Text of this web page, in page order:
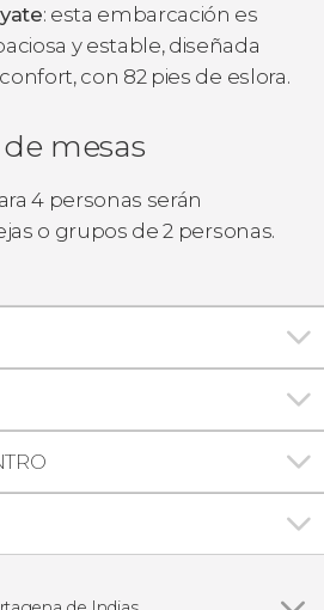
: esta embarcación es
y estable, diseñada
con 82 pies de eslora.
mesas
4 personas serán
o grupos de 2 personas.